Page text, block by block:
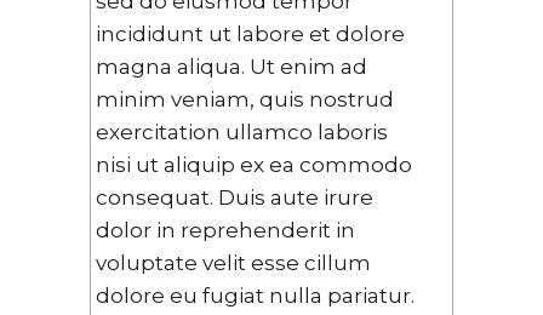
incididunt ut labore et dolore
magna aliqua. Ut enim ad
minim veniam, quis nostrud
exercitation ullamco laboris
nisi ut aliquip ex ea commodo
consequat. Duis aute irure
dolor in reprehenderit in
voluptate velit esse cillum
dolore eu fugiat nulla pariatur.